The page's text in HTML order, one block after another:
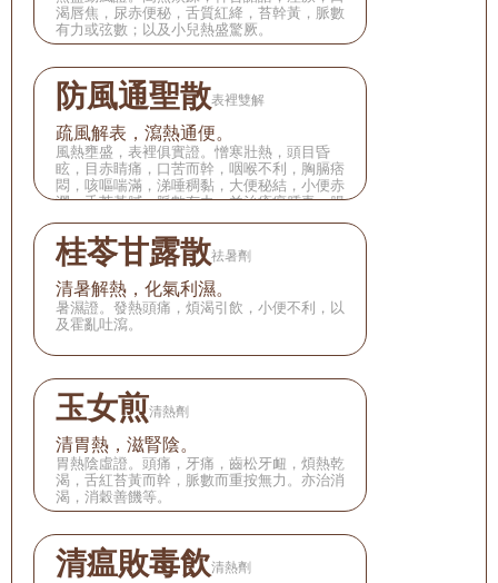
渴唇焦，尿赤便秘，舌質紅絳，苔幹黃，脈數
有力或弦數；以及小兒熱盛驚厥。
防風通聖散表裡雙解
疏風解表，瀉熱通便。
風熱壅盛，表裡俱實證。憎寒壯熱，頭目昏
眩，目赤睛痛，口苦而幹，咽喉不利，胸膈痞
悶，咳嘔喘滿，涕唾稠黏，大便秘結，小便赤
澀，舌苔黃膩，脈數有力。並治瘡瘍腫毒，腸
桂苓甘露散祛暑劑
清暑解熱，化氣利濕。
暑濕證。發熱頭痛，煩渴引飲，小便不利，以
及霍亂吐瀉。
玉女煎清熱劑
清胃熱，滋腎陰。
胃熱陰虛證。頭痛，牙痛，齒松牙衄，煩熱乾
渴，舌紅苔黃而幹，脈數而重按無力。亦治消
渴，消穀善饑等。
清瘟敗毒飲清熱劑